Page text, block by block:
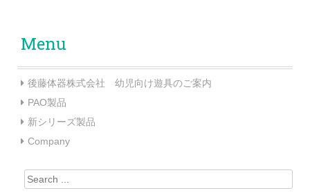
Menu
後藤体器株式会社 幼児向け遊具のご案内
PAO製品
新シリーズ製品
Company
Search for: